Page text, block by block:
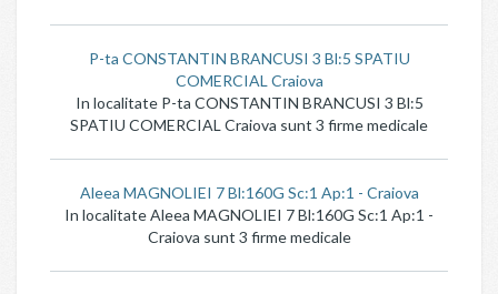
P-ta CONSTANTIN BRANCUSI 3 Bl:5 SPATIU
COMERCIAL Craiova
In localitate P-ta CONSTANTIN BRANCUSI 3 Bl:5
SPATIU COMERCIAL Craiova sunt 3 firme medicale
Aleea MAGNOLIEI 7 Bl:160G Sc:1 Ap:1 - Craiova
In localitate Aleea MAGNOLIEI 7 Bl:160G Sc:1 Ap:1 -
Craiova sunt 3 firme medicale